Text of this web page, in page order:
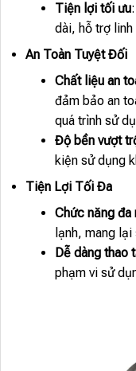
Tiện lợi tối ưu
dài, hỗ trợ
An Toàn Tuyệt Đối
Chất liệu an
đảm bảo an
quá trình sử
Độ bền vượt
kiện sử dụng
Tiện Lợi Tối Đa
Chức năng đa
lạnh, mang
Dễ dàng thao
phạm vi sử